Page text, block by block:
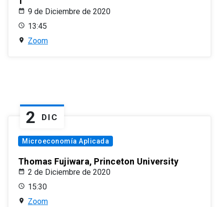
9 de Diciembre de 2020
13:45
Zoom
2 DIC
Microeconomía Aplicada
Thomas Fujiwara, Princeton University
2 de Diciembre de 2020
15:30
Zoom